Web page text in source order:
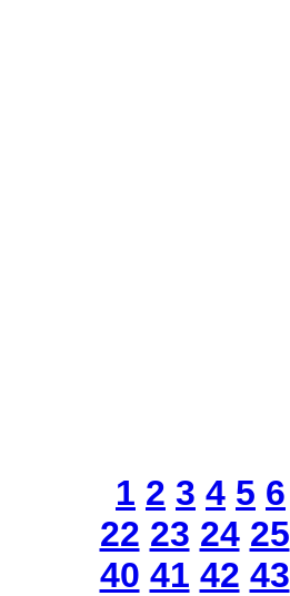
1 2 3 4 5 6
22 23 24 25
40 41 42 43